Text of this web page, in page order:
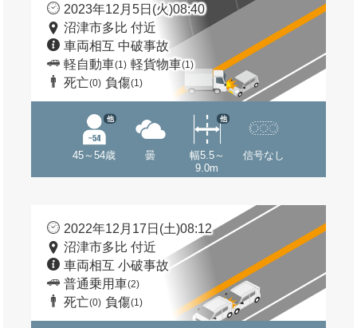
2023年12月5日(火)08:40
沼津市多比 付近
車両相互 中破事故
軽自動車(1) 軽貨物車(1)
死亡(0) 負傷(1)
45～54歳
他
曇
幅5.5～
9.0m
他
信号なし
2022年12月17日(土)08:12
沼津市多比 付近
車両相互 小破事故
普通乗用車(2)
死亡(0) 負傷(1)